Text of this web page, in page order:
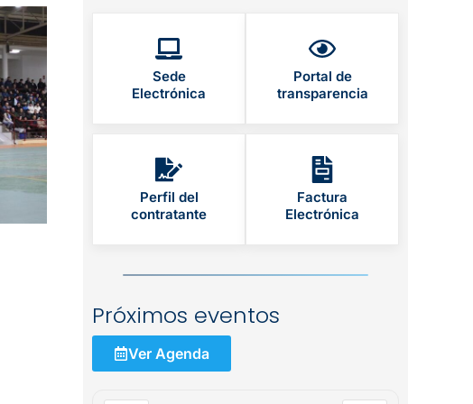
Sede
Electrónica
Portal de
transparencia
Perfil del
contratante
Factura
Electrónica
Próximos eventos
Ver Agenda